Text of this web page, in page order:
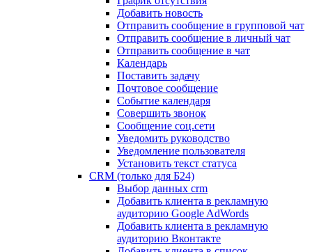
Добавить новость
Отправить сообщение в групповой чат
Отправить сообщение в личный чат
Отправить сообщение в чат
Календарь
Поставить задачу
Почтовое сообщение
Событие календаря
Совершить звонок
Сообщение соц.сети
Уведомить руководство
Уведомление пользователя
Установить текст статуса
CRM (только для Б24)
Выбор данных crm
Добавить клиента в рекламную
аудиторию Google AdWords
Добавить клиента в рекламную
аудиторию Вконтакте